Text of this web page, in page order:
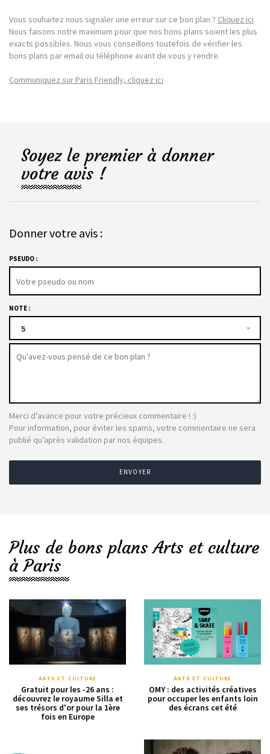
Vous souhaitez nous signaler une erreur sur ce bon plan ? Cliquez ici
Nous faisons notre maximum pour que nos bons plans soient les plus
exacts possibles. Nous vous conseillons toutefois de vérifier les
bons plans par email ou téléphone avant de vous y rendre.
Communiquez sur Paris Friendly, cliquez ici
Soyez le premier à donner
votre avis !
Donner votre avis :
PSEUDO :
NOTE :
5
Merci d’avance pour votre précieux commentaire ! :)
Pour information, pour éviter les spams, votre commentaire ne sera
publié qu’après validation par nos équipes.
ENVOYER
Plus de bons plans Arts et culture
à Paris
ARTS ET CULTURE
Gratuit pour les -26 ans :
découvrez le royaume Silla et
ses trésors d'or pour la 1ère
fois en Europe
ARTS ET CULTURE
OMY : des activités créatives
pour occuper les enfants loin
des écrans cet été